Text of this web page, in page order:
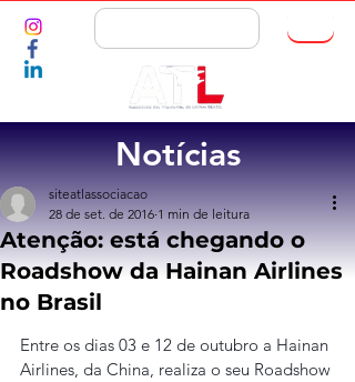
Notícias
Atenção: está chegando o
Roadshow da Hainan Airlines
no Brasil
siteatlassociacao
28 de set. de 2016 1 min de leitura
Entre os dias 03 e 12 de outubro a Hainan
Airlines, da China, realiza o seu Roadshow